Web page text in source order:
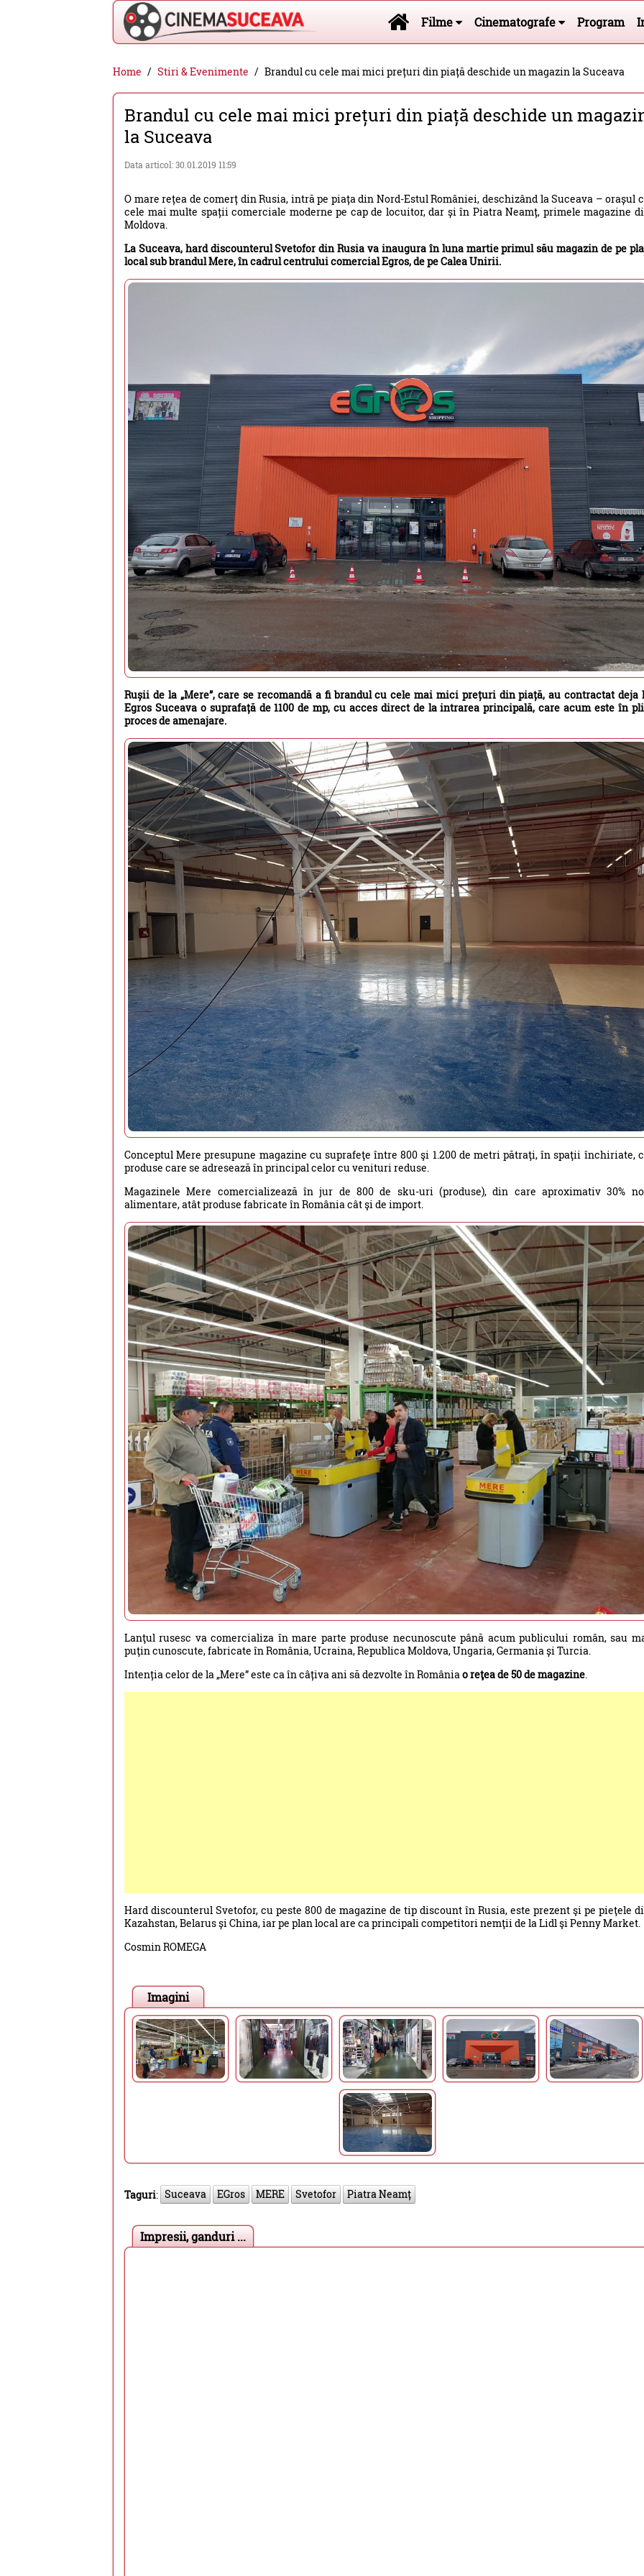
Cinema
Suceava
-
filme
cinema,
si
evenimente
din
Suceava
Filme Cinematografe Program
Home Stiri & Evenimente Brandul cu cele mai mici prețuri din piață deschide un magazin la Suceava
Brandul cu cele mai mici prețuri din piață deschide un
la Suceava
Data articol: 30.01.2019 11:59
O mare rețea de comerț din Rusia, intră pe piața din Nord-Estul României, deschizând la Suceava – orașul
cele mai multe spații comerciale moderne pe cap de locuitor, dar și în Piatra Neamț, primele magazine
Moldova.
La Suceava, hard discounterul Svetofor din Rusia va inaugura în luna martie primul său magazin de pe
local sub brandul Mere, în cadrul centrului comercial Egros, de pe Calea Unirii.
Rușii de la „Mere”, care se recomandă a fi brandul cu cele mai mici prețuri din piață, au contractat deja
Egros Suceava o suprafață de 1100 de mp, cu acces direct de la intrarea principală, care acum este în
proces de amenajare.
Conceptul Mere presupune magazine cu suprafeţe între 800 şi 1.200 de metri pătraţi, în spaţii închiriate,
produse care se adresează în principal celor cu venituri reduse.
Magazinele Mere comercializează în jur de 800 de sku-uri (produse), din care aproximativ 30%
alimentare, atât produse fabricate în România cât şi de import.
Lanţul rusesc va comercializa în mare parte produse necunoscute până acum publicului român, sau
puţin cunoscute, fabricate în România, Ucraina, Republica Moldova, Ungaria, Germania și Turcia.
Intenția celor de la „Mere” este ca în câțiva ani să dezvolte în Româniao reţea de 50 de magazine.
Hard discounterul Svetofor, cu peste 800 de magazine de tip discount în Rusia, este prezent şi pe pieţele
Kazahstan, Belarus și China, iar pe plan local are ca principali competitori nemţii de la Lidl şi Penny Market.
Cosmin ROMEGA
Imagini
Taguri: Suceava EGros MERE Svetofor Piatra Neamț
Impresii, ganduri ...